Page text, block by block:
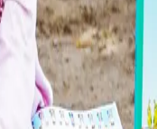
lærlinger i
Produktinformasjon